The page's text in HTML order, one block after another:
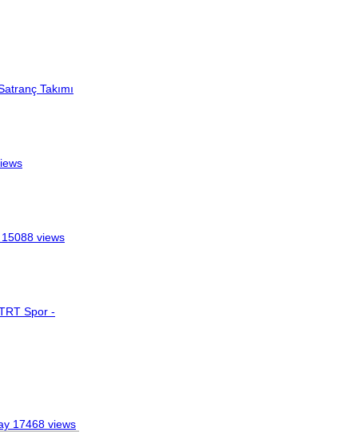
Takımı
15088 views
Spor -
17468 views